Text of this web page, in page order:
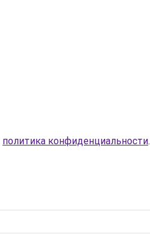
политика конфиденциальности.